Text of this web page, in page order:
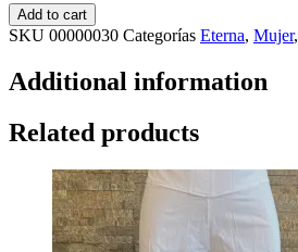
Add to cart
SKU 00000030 Categorías Eterna, Mujer,
Additional information
Related products